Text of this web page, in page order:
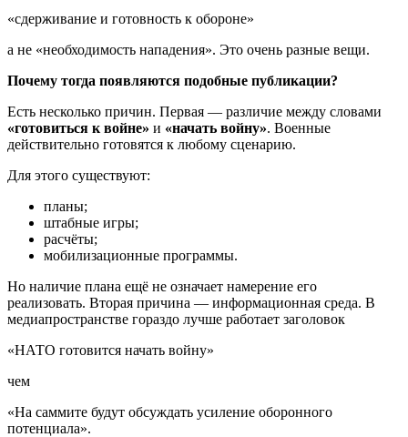
«сдерживание и готовность к обороне»
а не «необходимость нападения». Это очень разные вещи.
Почему тогда появляются подобные публикации?
Есть несколько причин. Первая — различие между словами
«готовиться к войне» и «начать войну». Военные
действительно готовятся к любому сценарию.
Для этого существуют:
планы;
штабные игры;
расчёты;
мобилизационные программы.
Но наличие плана ещё не означает намерение его
реализовать. Вторая причина — информационная среда. В
медиапространстве гораздо лучше работает заголовок
«НАТО готовится начать войну»
чем
«На саммите будут обсуждать усиление оборонного
потенциала».